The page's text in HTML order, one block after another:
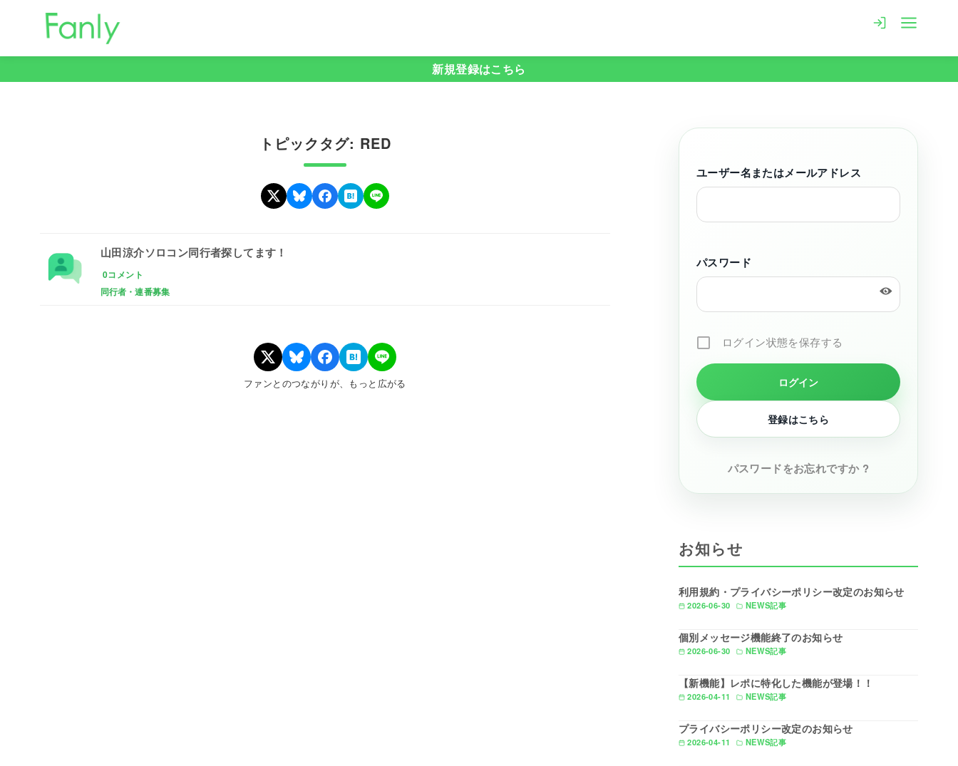
ツ
新規登録はこちら
トピックタグ: RED
山田涼介ソロコン同行者探してます！
0コメント
同行者・連番募集
ファンとのつながりが、もっと広がる
ユーザー名またはメールアドレス
パスワード
ログイン状態を保存する
登録はこちら
パスワードをお忘れですか ?
お知らせ
2026-06-30 NEWS記事
利用規約・プライバシーポリシー改定のお知らせ
2026-06-30 NEWS記事
個別メッセージ機能終了のお知らせ
2026-04-11 NEWS記事
【新機能】レポに特化した機能が登場！！
2026-04-11 NEWS記事
プライバシーポリシー改定のお知らせ